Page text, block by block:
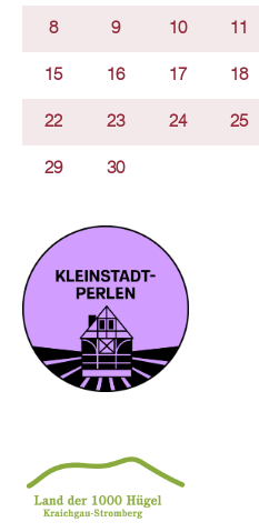
8 9 10 11
15 16 17 18
22 23 24 25
29 30